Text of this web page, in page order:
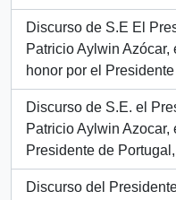
Discurso de S.E El
Patricio Aylwin
honor por el
Discurso de S.E. el
Patricio Aylwin Azocar,
Presidente de
Discurso del